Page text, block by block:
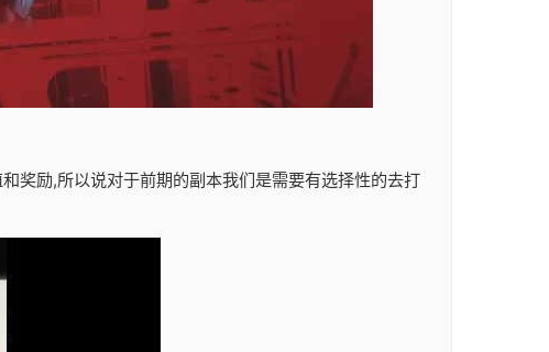
奖励,所以说对于前期的副本我们是需要有选择性的去打